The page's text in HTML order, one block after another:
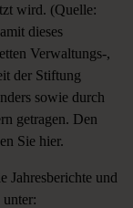
wird. (Quelle:
dieses
Verwaltungs-,
der Stiftung
sowie durch
getragen. Den
Sie hier.
Jahresberichte und
unter: